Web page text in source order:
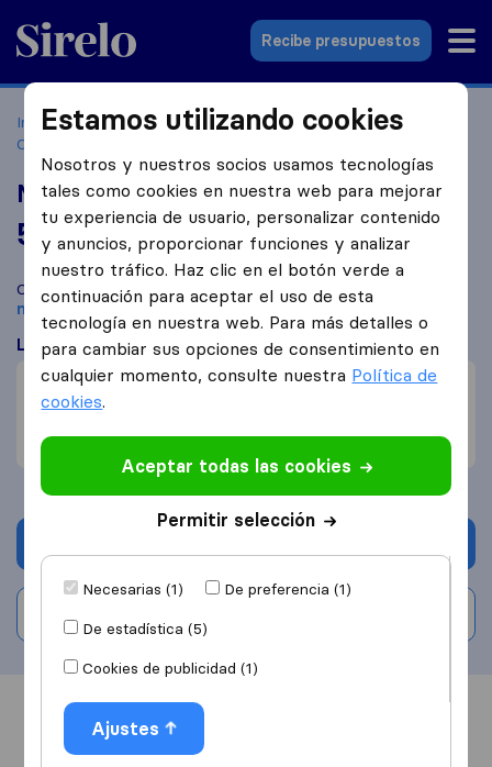
Sirelo.es
Recibe presupuestos
Inicio Empresas de mudanzas
Las Palmas de Gran
Canaria
Mudanzas Canarias S.L.
5,7 basado en2
reseñas de Sirelo y Google
i
Compara Mudanzas Canarias S.L. con otras empresas de
mudanzasdeLas Palmas de Gran Canaria
Lo que dicen los clientes
Precio (1)
Embalaje de mobiliario (1)
Incumplimiento de los plazos (1)
Información Valoraciones
Estamos utilizando cookies
Nosotros y nuestros socios usamos tecnologías
tales como cookies en nuestra web para mejorar
tu experiencia de usuario, personalizar contenido
y anuncios, proporcionar funciones y analizar
nuestro tráfico. Haz clic en el botón verde a
continuación para aceptar el uso de esta
tecnología en nuestra web. Para más detalles o
para cambiar sus opciones de consentimiento en
cualquier momento, consulte nuestra Política de
cookies.
Aceptar todas las cookies
Permitir selección
Necesarias (1)
De preferencia (1)
De estadística (5)
Cookies de publicidad (1)
Ajustes